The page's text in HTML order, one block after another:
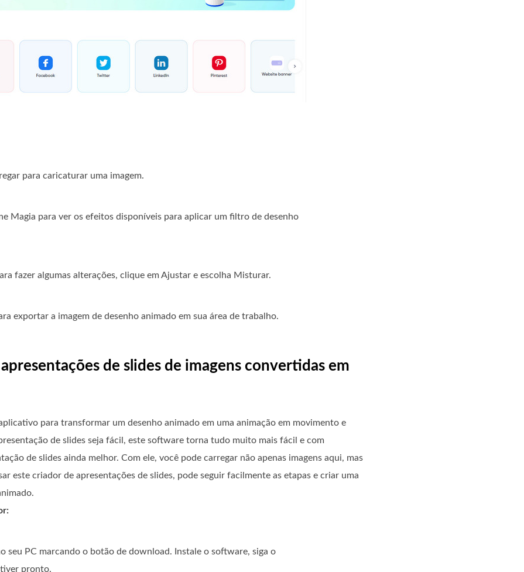
para caricaturar uma imagem.
Magia para ver os efeitos disponíveis para aplicar um filtro de desenho
fazer algumas alterações, clique em Ajustar e escolha Misturar.
exportar a imagem de desenho animado em sua área de trabalho.
de slides de imagens convertidas em
para transformar um desenho animado em uma animação em movimento e
de slides seja fácil, este software torna tudo muito mais fácil e com
de slides ainda melhor. Com ele, você pode carregar não apenas imagens aqui, mas
este criador de apresentações de slides, pode seguir facilmente as etapas e criar uma
seu PC marcando o botão de download. Instale o software, siga o
pronto.